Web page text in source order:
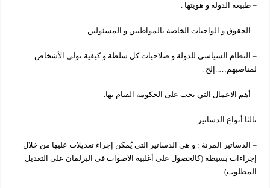
– طبيعة الدولة و هويتها .
– الحقوق و الواجبات الخاصة بالمواطنين و المسئولين .
– النظام السياسى للدولة و صلاحيات كل سلطة و كيفية تولي الأشخاص
لمناصبهم…..إلخ .
– أهم الاعمال التي يجب على الحكومة القيام بها.
تالثا أنواع الدساتير :
– الدساتير المرنة : و هى الدساتير التى يُمكن إجراء تعديلات عليها من خلال
إجراءات بسيطة (كالحصول على أغلبية الاصوات فى البرلمان على التعديل
المطلوب) .